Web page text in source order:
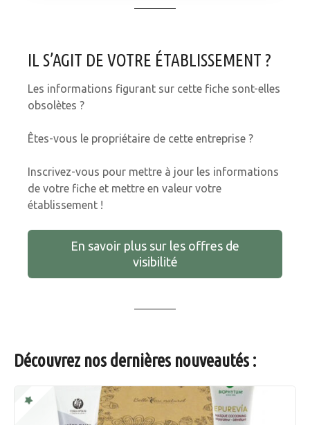
IL S’AGIT DE VOTRE ÉTABLISSEMENT ?
Les informations figurant sur cette fiche sont-elles
obsolètes ?
Êtes-vous le propriétaire de cette entreprise ?
Inscrivez-vous pour mettre à jour les informations
de votre fiche et mettre en valeur votre
établissement !
En savoir plus sur les offres de
visibilité
Découvrez nos dernières nouveautés :